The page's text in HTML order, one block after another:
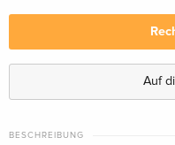
Auf
BESCHREIBUNG